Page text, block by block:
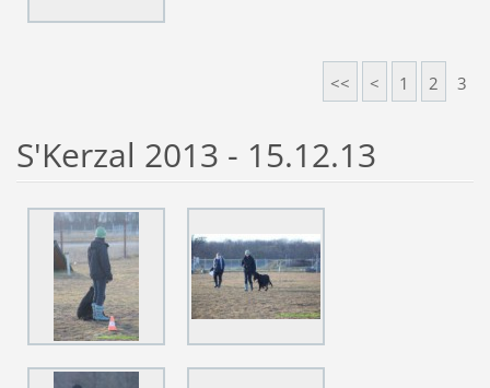
<< < 1 2 3
S'Kerzal 2013 - 15.12.13